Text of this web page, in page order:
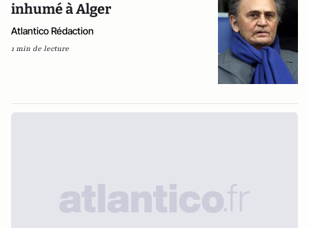
inhumé à Alger
Atlantico Rédaction
1 min de lecture